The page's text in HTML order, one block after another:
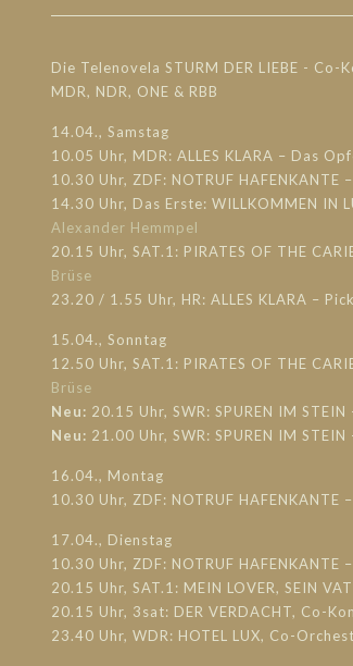
Die Telenovela STURM DER LIEBE - Co-
MDR, NDR, ONE & RBB
14.04., Samstag
10.05 Uhr, MDR: ALLES KLARA – Das
10.30 Uhr, ZDF: NOTRUF HAFENKANTE
14.30 Uhr, Das Erste: WILLKOMMEN IN
Alexander Hemmpel
20.15 Uhr, SAT.1: PIRATES OF THE
Brüse
23.20 / 1.55 Uhr, HR: ALLES KLARA –
15.04., Sonntag
12.50 Uhr, SAT.1: PIRATES OF THE
Brüse
Neu: 20.15 Uhr, SWR: SPUREN IM STEIN
Neu: 21.00 Uhr, SWR: SPUREN IM STEIN
16.04., Montag
10.30 Uhr, ZDF: NOTRUF
17.04., Dienstag
10.30 Uhr, ZDF: NOTRUF HAFENKANTE
20.15 Uhr, SAT.1: MEIN LOVER, SEIN
20.15 Uhr, 3sat: DER VERDACHT, Co-
23.40 Uhr, WDR: HOTEL LUX, Co-